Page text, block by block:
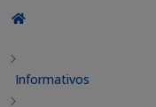
Informativos